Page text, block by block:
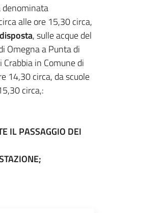
denominata
alle ore 15,30 circa,
, sulle acque del
Omegna a Punta di
in Comune di
14,30 circa, da scuole
circa,:
IL PASSAGGIO DEI